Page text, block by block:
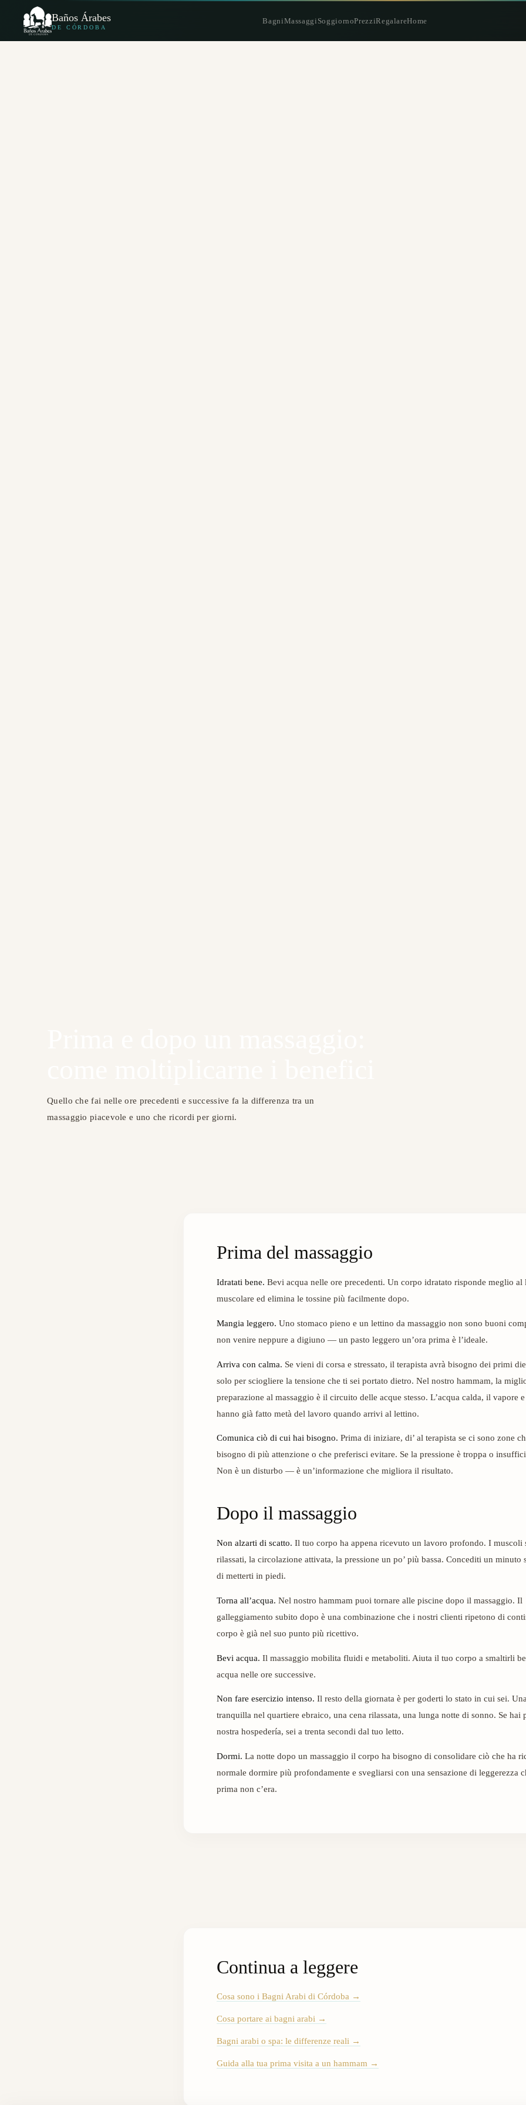
Baños Árabes
DE CÓRDOBA
BagniMassaggi SoggiornoPrezziRegalareHome
Quello che fai nelle ore precedenti e successive fa la differenza tra un
massaggio piacevole e uno che ricordi per giorni.
Prima del massaggio
Idratati bene. Bevi acqua nelle ore precedenti. Un corpo idratato risponde meglio al
muscolare ed elimina le tossine più facilmente dopo.
Mangia leggero. Uno stomaco pieno e un lettino da massaggio non sono buoni
non venire neppure a digiuno — un pasto leggero un’ora prima è l’ideale.
Arriva con calma. Se vieni di corsa e stressato, il terapista avrà bisogno dei primi
solo per sciogliere la tensione che ti sei portato dietro. Nel nostro hammam, la
preparazione al massaggio è il circuito delle acque stesso. L’acqua calda, il vapore
hanno già fatto metà del lavoro quando arrivi al lettino.
Comunica ciò di cui hai bisogno. Prima di iniziare, di’ al terapista se ci sono zone
bisogno di più attenzione o che preferisci evitare. Se la pressione è troppa o
Non è un disturbo — è un’informazione che migliora il risultato.
Dopo il massaggio
Non alzarti di scatto. Il tuo corpo ha appena ricevuto un lavoro profondo. I muscoli
rilassati, la circolazione attivata, la pressione un po’ più bassa. Concediti un minuto
di metterti in piedi.
Torna all’acqua. Nel nostro hammam puoi tornare alle piscine dopo il massaggio. Il
galleggiamento subito dopo è una combinazione che i nostri clienti ripetono di
corpo è già nel suo punto più ricettivo.
Bevi acqua. Il massaggio mobilita fluidi e metaboliti. Aiuta il tuo corpo a smaltirli
acqua nelle ore successive.
Non fare esercizio intenso. Il resto della giornata è per goderti lo stato in cui sei.
tranquilla nel quartiere ebraico, una cena rilassata, una lunga notte di sonno. Se hai
nostra hospedería, sei a trenta secondi dal tuo letto.
Dormi. La notte dopo un massaggio il corpo ha bisogno di consolidare ciò che ha
normale dormire più profondamente e svegliarsi con una sensazione di leggerezza
prima non c’era.
Continua a leggere
Cosa sono i Bagni Arabi di Córdoba →
Cosa portare ai bagni arabi →
Bagni arabi o spa: le differenze reali →
Guida alla tua prima visita a un hammam →